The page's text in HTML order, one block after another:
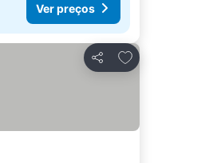
Ver preços
Partilhar
Adicionar aos